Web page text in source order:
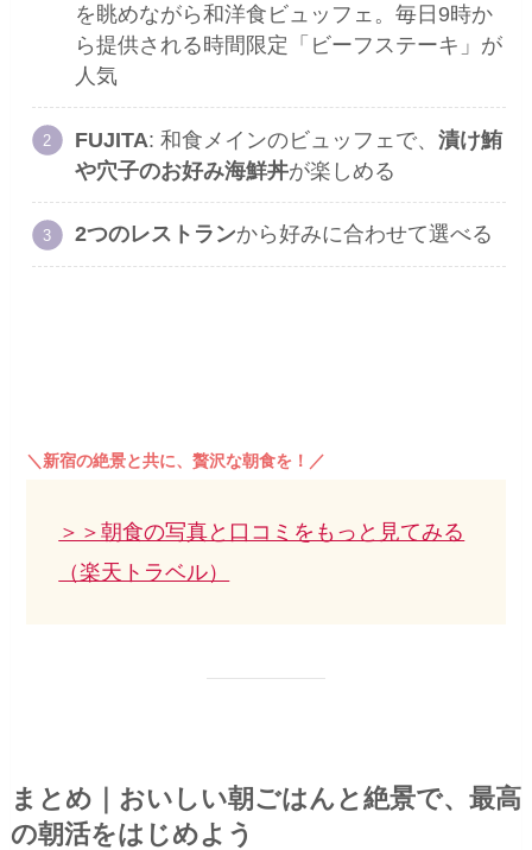
を眺めながら和洋食ビュッフェ。毎日9時か
ら提供される時間限定「ビーフステーキ」が
人気
FUJITA: 和食メインのビュッフェで、 漬け鮪
や穴子のお好み海鮮丼が楽しめる
2つのレストランから好みに合わせて選べる
＼新宿の絶景と共に、贅沢な朝食を！／
＞＞朝食の写真と口コミをもっと見てみる
（楽天トラベル）
まとめ｜おいしい朝ごはんと絶景で、最高
の朝活をはじめよう